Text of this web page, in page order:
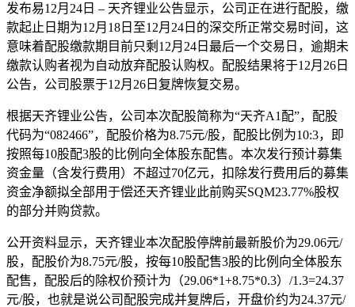
发布易12月24日 – 天齐锂业公告显示，公司正在进行配股，缴
款起止日期为12月18日至12月24日的深交所正常交易时间，这
意味着配股缴款期目前只剩12月24日最后一个交易日，逾期未
缴款认购者视为自动放弃配股认购权。配股结果将于12月26日
公告，公司股票于12月26日复牌恢复交易。
根据天齐锂业公告，公司本次配股简称为“天齐A1配”，配股
代码为“082466”，配股价格为8.75元/股，配股比例为10:3，即
按照每10股配3股的比例向全体股东配售。本次发行预计募集
资金量（含发行费用）不超过70亿元，扣除发行费用后的募集
资金净额拟全部用于偿还天齐锂业此前购买SQM23.77%股权
的部分并购贷款。
公开资料显示，天齐锂业本次配股停牌前最新股价为29.06元/
股，配股价为8.75元/股，按每10股配售3股的比例向全体股东
配售，配股后的除权价预计为（29.06*1+8.75*0.3）/1.3=24.37
元/股，也就是说公司配股完成并复牌后，开盘价约为24.37元/